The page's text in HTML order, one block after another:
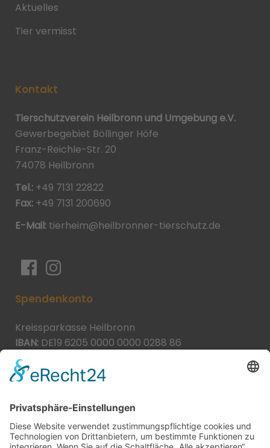
Aktuelles
Tier vermisst
Kontakt
Tierschutzverein Heilbronn und Umgebung e.V.
Gewerbegebiet Böllinger Höfe
Franz-Reichle-Str. 20
74078 Heilbronn
Tel.: +49 7131 22822
Fax: +49 7131 200690
E-Mail: tierheim@heilbronner-tierschutz.de
Spendenkonto
Kreissparkasse Heilbronn
IBAN: DE19 6205 0000 0000 0288 86
BIC:
Spende direkt via PayPal
JETZT SPENDEN